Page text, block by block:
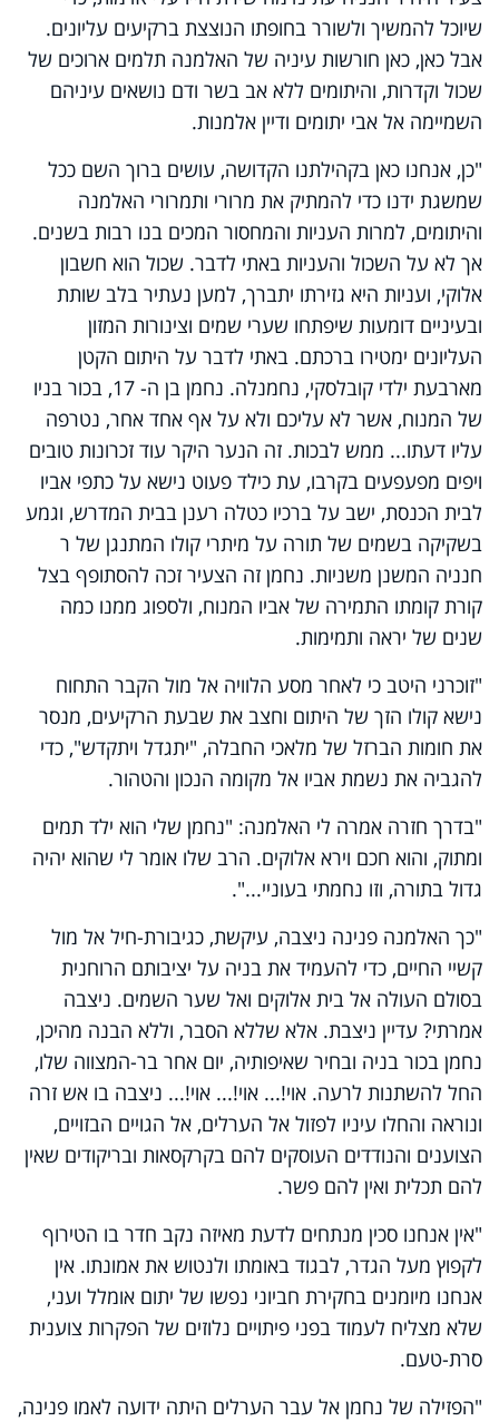
שיוכל להמשיך ולשורר בחופתו הנוצצת ברקיעים עליונים.
אבל כאן, כאן חורשות עיניה של האלמנה תלמים ארוכים של
שכול וקדרות, והיתומים ללא אב בשר ודם נושאים עיניהם
השמיימה אל אבי יתומים ודיין אלמנות.
"כן, אנחנו כאן בקהילתנו הקדושה, עושים ברוך השם ככל
שמשגת ידנו כדי להמתיק את מרורי ותמרורי האלמנה
והיתומים, למרות העניות והמחסור המכים בנו רבות בשנים.
אך לא על השכול והעניות באתי לדבר. שכול הוא חשבון
אלוקי, ועניות היא גזירתו יתברך, למען נעתיר בלב שותת
ובעיניים דומעות שיפתחו שערי שמים וצינורות המזון
העליונים ימטירו ברכתם. באתי לדבר על היתום הקטן
מארבעת ילדי קובלסקי, נחמנלה. נחמן בן ה- 17, בכור בניו
של המנוח, אשר לא עליכם ולא על אף אחד אחר, נטרפה
עליו דעתו... ממש לבכות. זה הנער היקר עוד זכרונות טובים
ויפים מפעפעים בקרבו, עת כילד פעוט נישא על כתפי אביו
לבית הכנסת, ישב על ברכיו כטלה רענן בבית המדרש, וגמע
בשקיקה בשמים של תורה על מיתרי קולו המתנגן של ר
חנניה המשנן משניות. נחמן זה הצעיר זכה להסתופף בצל
קורת קומתו התמירה של אביו המנוח, ולספוג ממנו כמה
שנים של יראה ותמימות.
"זוכרני היטב כי לאחר מסע הלוויה אל מול הקבר התחוח
נישא קולו הזך של היתום וחצב את שבעת הרקיעים, מנסר
את חומות הברזל של מלאכי החבלה, "יתגדל ויתקדש", כדי
להגביה את נשמת אביו אל מקומה הנכון והטהור.
"בדרך חזרה אמרה לי האלמנה: "נחמן שלי הוא ילד תמים
ומתוק, והוא חכם וירא אלוקים. הרב שלו אומר לי שהוא יהיה
גדול בתורה, וזו נחמתי בעוניי...".
"כך האלמנה פנינה ניצבה, עיקשת, כגיבורת-חיל אל מול
קשיי החיים, כדי להעמיד את בניה על יציבותם הרוחנית
בסולם העולה אל בית אלוקים ואל שער השמים. ניצבה
אמרתי? עדיין ניצבת. אלא שללא הסבר, וללא הבנה מהיכן,
נחמן בכור בניה ובחיר שאיפותיה, יום אחר בר-המצווה שלו,
החל להשתנות לרעה. אוי!... אוי!... אוי!... ניצבה בו אש זרה
ונוראה והחלו עיניו לפזול אל הערלים, אל הגויים הבזויים,
הצוענים והנודדים העוסקים להם בקרקסאות ובריקודים שאין
להם תכלית ואין להם פשר.
"אין אנחנו סכין מנתחים לדעת מאיזה נקב חדר בו הטירוף
לקפוץ מעל הגדר, לבגוד באומתו ולנטוש את אמונתו. אין
אנחנו מיומנים בחקירת חביוני נפשו של יתום אומלל ועני,
שלא מצליח לעמוד בפני פיתויים נלוזים של הפקרות צוענית
סרת-טעם.
"הפזילה של נחמן אל עבר הערלים היתה ידועה לאמו פנינה,